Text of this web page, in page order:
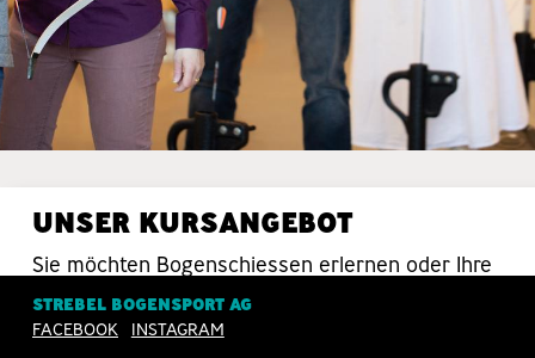
UNSER KURSANGEBOT
Sie möchten Bogenschiessen erlernen oder Ihre
Schiesstechnik verbessern? Da sind Sie bei uns
in guten Händen.
STREBEL BOGENSPORT AG
FACEBOOK
INSTAGRAM